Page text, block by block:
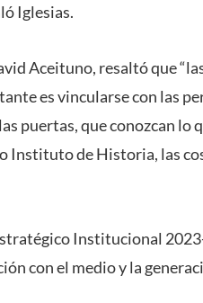
Iglesias.
Aceituno, resaltó que
es vincularse con las
puertas, que conozcan lo
Instituto de Historia, las
Institucional
con el medio y la